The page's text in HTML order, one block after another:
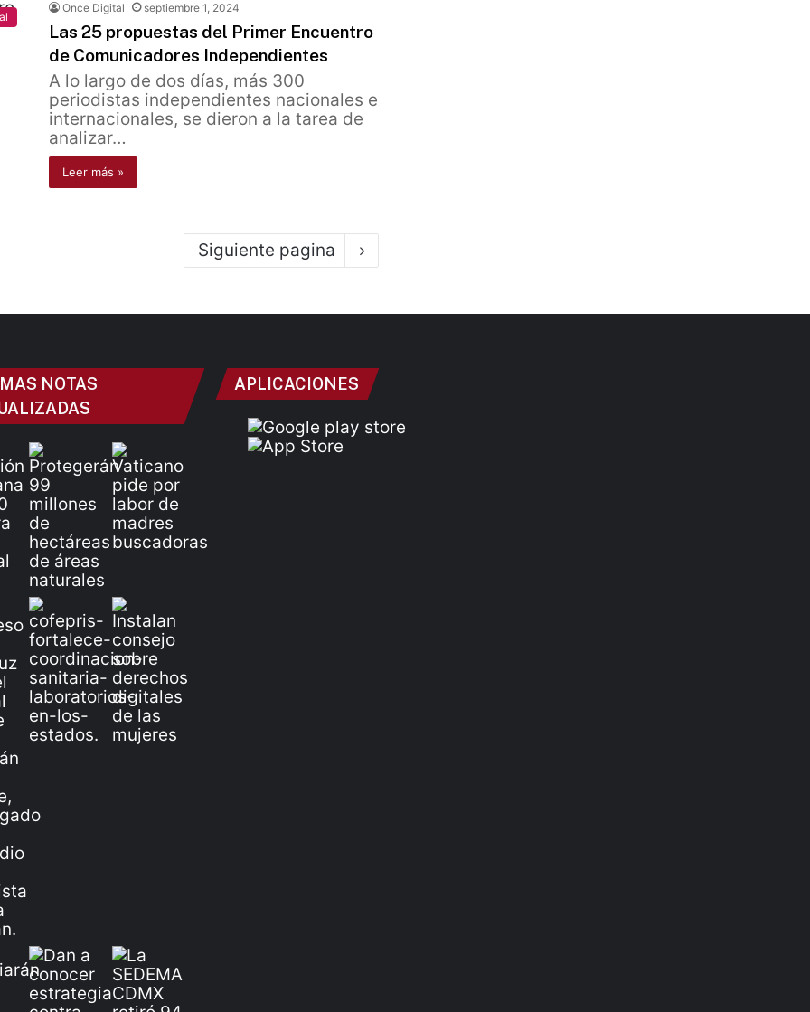
Once Digital septiembre 1, 2024
Las 25 propuestas del Primer Encuentro
de Comunicadores Independientes
A lo largo de dos días, más 300
periodistas independientes nacionales e
internacionales, se dieron a la tarea de
analizar…
Leer más »
Siguiente pagina
NOTAS
APLICACIONES